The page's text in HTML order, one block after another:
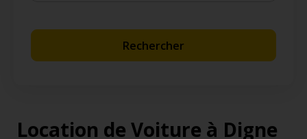
Rechercher
Location de Voiture à Digne